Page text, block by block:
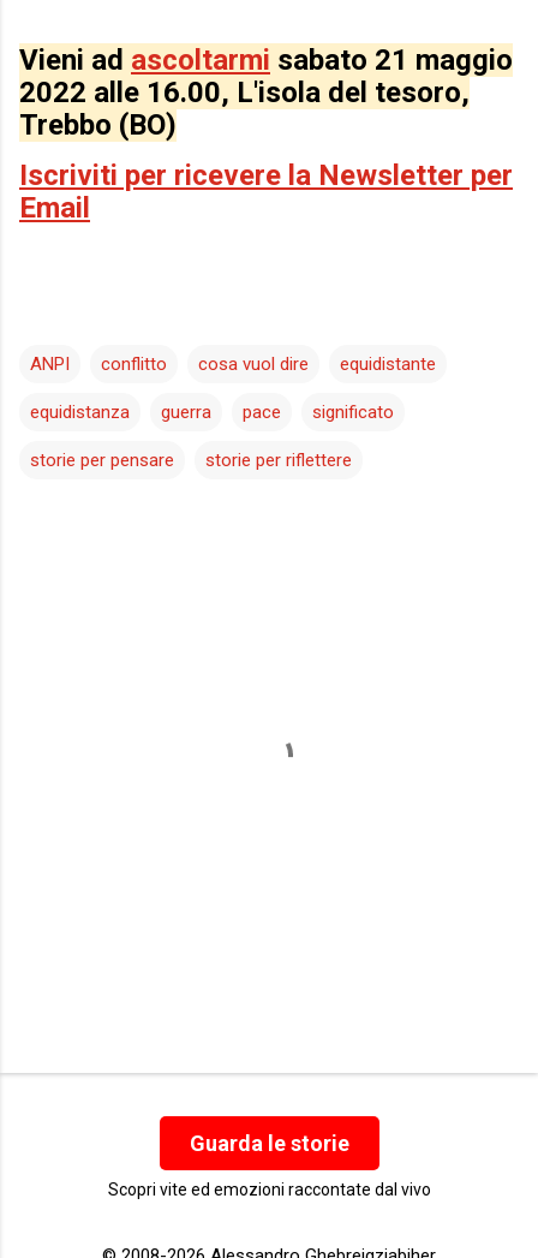
Vieni ad ascoltarmi sabato 21 maggio
2022 alle 16.00, L'isola del tesoro,
Trebbo (BO)
Iscriviti per ricevere la Newsletter per
Email
ANPI conflitto cosa vuol dire equidistante
equidistanza guerra pace significato
storie per pensare storie per riflettere
Guarda le storie
Scopri vite ed emozioni raccontate dal vivo